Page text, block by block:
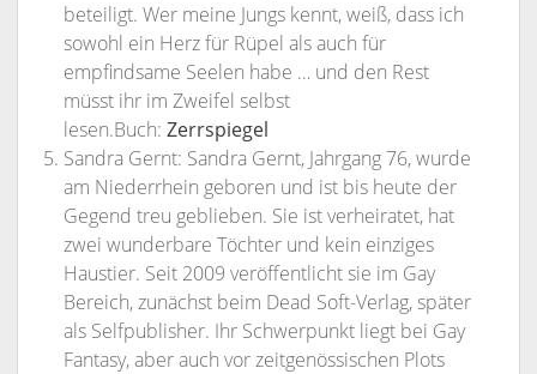
beteiligt. Wer meine Jungs kennt, weiß, dass ich
sowohl ein Herz für Rüpel als auch für
empfindsame Seelen habe … und den Rest
müsst ihr im Zweifel selbst
lesen.Buch: Zerrspiegel
Sandra Gernt: Sandra Gernt, Jahrgang 76, wurde
am Niederrhein geboren und ist bis heute der
Gegend treu geblieben. Sie ist verheiratet, hat
zwei wunderbare Töchter und kein einziges
Haustier. Seit 2009 veröffentlicht sie im Gay
Bereich, zunächst beim Dead Soft-Verlag, später
als Selfpublisher. Ihr Schwerpunkt liegt bei Gay
Fantasy, aber auch vor zeitgenössischen Plots